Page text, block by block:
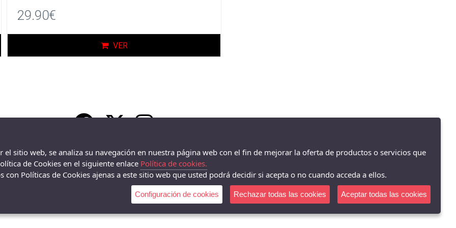
29.90€
VER
sitio web, se analiza su navegación en nuestra página web con el fin de mejorar la oferta de productos o servicios que
de Cookies en el siguiente enlace Política de cookies.
Políticas de Cookies ajenas a este sitio web que usted podrá decidir si acepta o no cuando acceda a ellos.
Configuración de cookies Rechazar todas las cookies Aceptar todas las cookies